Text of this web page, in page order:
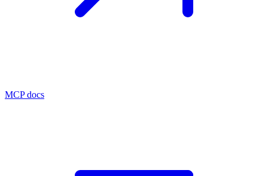
MCP docs